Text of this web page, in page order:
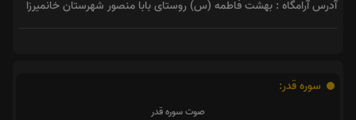
آدرس آرامگاه : بهشت فاطمه (س) روستای بابا منصور شهرستان خانمیرزا
سوره قدر:
صوت سوره قدر